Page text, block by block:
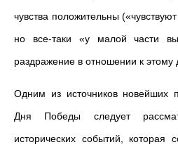
чувства положительны
но все-таки «у малой части
раздражение в отношении к этому
Одним из источников новейших
Дня Победы следует
исторических событий, которая